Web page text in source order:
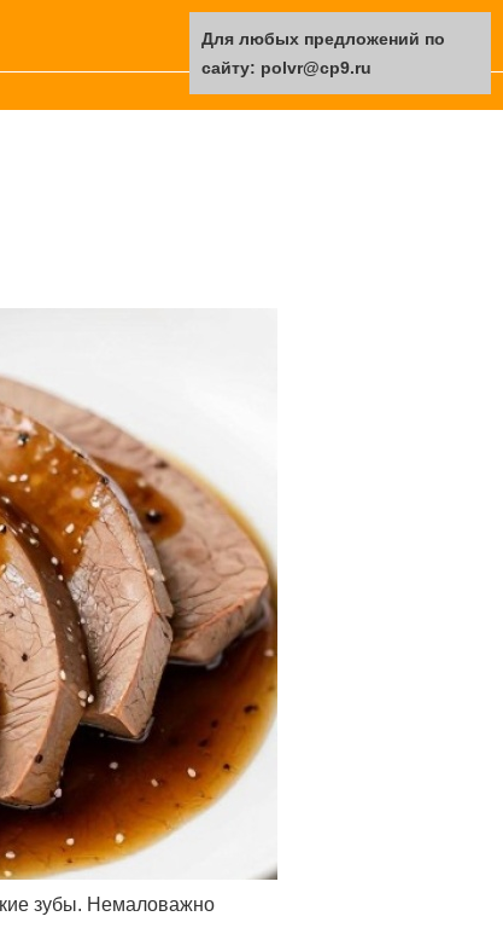
зубы. Немаловажно
Для любых предложений по
сайту: polvr@cp9.ru